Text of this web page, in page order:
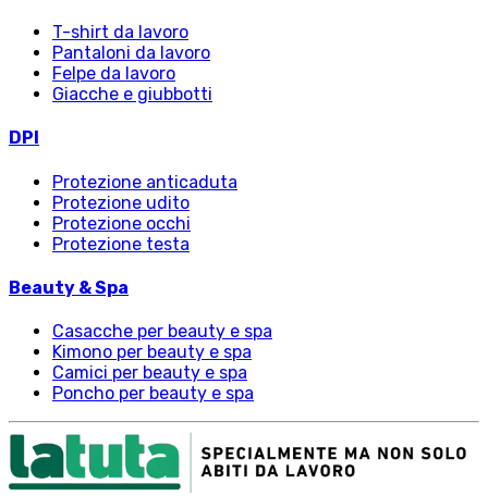
T-shirt da lavoro
Pantaloni da lavoro
Felpe da lavoro
Giacche e giubbotti
DPI
Protezione anticaduta
Protezione udito
Protezione occhi
Protezione testa
Beauty & Spa
Casacche per beauty e spa
Kimono per beauty e spa
Camici per beauty e spa
Poncho per beauty e spa